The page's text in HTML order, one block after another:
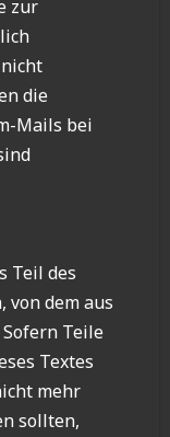
zur
die
Mails bei
Teil des
dem aus
Teile
Textes
mehr
sollten,